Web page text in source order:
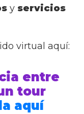
y servicios
virtual aquí:
entre
tour
aquí